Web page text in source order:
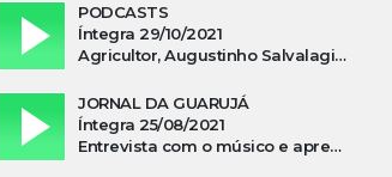
PODCASTS
Íntegra 29/10/2021
Agricultor, Augustinho Salvalagio, relata sobre aparição do Cavaleiro Negro no Rio das Furnas
JORNAL DA GUARUJÁ
Íntegra 25/08/2021
Entrevista com o músico e apresentador, Lismael Ferrareis, no Cidade e Campo